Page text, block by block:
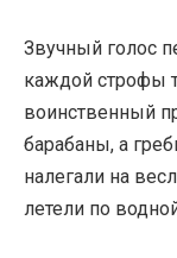
Звучный голос
каждой строфы
воинственный
барабаны, а
налегали на
летели по